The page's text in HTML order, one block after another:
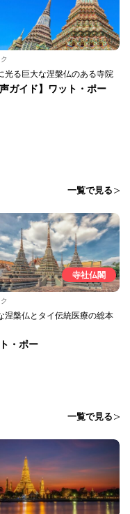
光る巨大な涅槃仏のある寺院
声ガイド】ワット・ポー
一覧で見る
寺社仏閣
涅槃仏とタイ伝統医療の総本
・ポー
一覧で見る